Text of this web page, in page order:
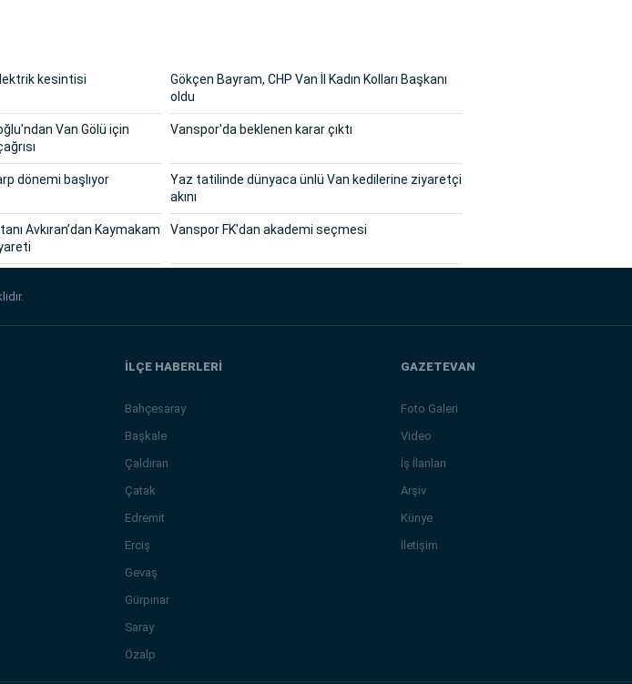
kesintisi
Gökçen Bayram, CHP Van İl Kadın Kolları Başkanı
oldu
Van Gölü için
Vanspor'da beklenen karar çıktı
dönemi başlıyor
Yaz tatilinde dünyaca ünlü Van kedilerine ziyaretçi
akını
Avkıran’dan Kaymakam
Vanspor FK'dan akademi seçmesi
İLÇE HABERLERİ
Bahçesaray
Başkale
Çaldıran
Çatak
Edremit
Erciş
Gevaş
Gürpınar
Saray
Özalp
GAZETEVAN
Foto Galeri
Video
İş İlanları
Arşiv
Künye
İletişim